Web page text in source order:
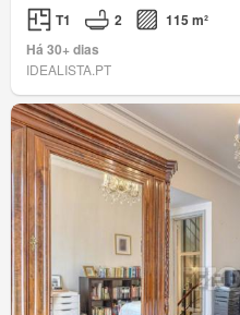
T1 2
115 m²
Há 30+ dias
IDEALISTA.PT